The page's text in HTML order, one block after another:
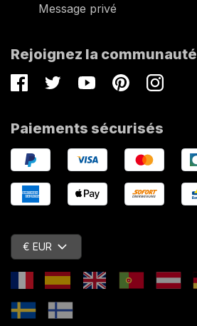
Message privé
Rejoignez la communauté
FacebookTwitterYoutubePinterestInstagram
Paiements sécurisés
€ EUR